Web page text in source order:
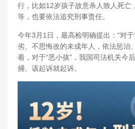
行，比如12岁孩子故意杀人致人死亡
等，也要依法追究刑事责任。
今年3月1日，最高检明确提出：“对
劣、不思悔改的未成年人，依法惩治
着，对于“恶小孩”，我国司法机关今
捕、该起诉就起诉。